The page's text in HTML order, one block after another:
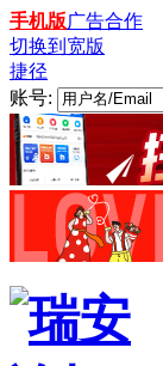
手机版广告合作
切换到宽版
捷径
账号: